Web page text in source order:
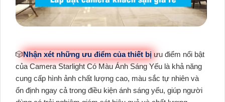
🎲Nhận xét những ưu điểm của thiết bị ưu điểm nổi bật
của Camera Starlight Có Màu Ánh Sáng Yếu là khả năng
cung cấp hình ảnh chất lượng cao, màu sắc tự nhiên và
ổn định ngay cả trong điều kiện ánh sáng yếu, giúp người